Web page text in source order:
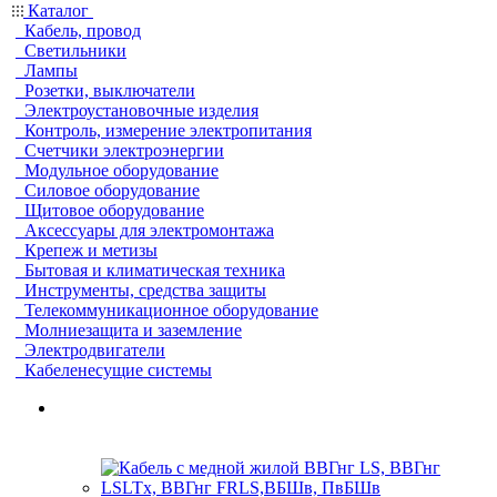
Каталог
Кабель, провод
Светильники
Лампы
Розетки, выключатели
Электроустановочные изделия
Контроль, измерение электропитания
Счетчики электроэнергии
Модульное оборудование
Силовое оборудование
Щитовое оборудование
Аксессуары для электромонтажа
Крепеж и метизы
Бытовая и климатическая техника
Инструменты, средства защиты
Телекоммуникационное оборудование
Молниезащита и заземление
Электродвигатели
Кабеленесущие системы